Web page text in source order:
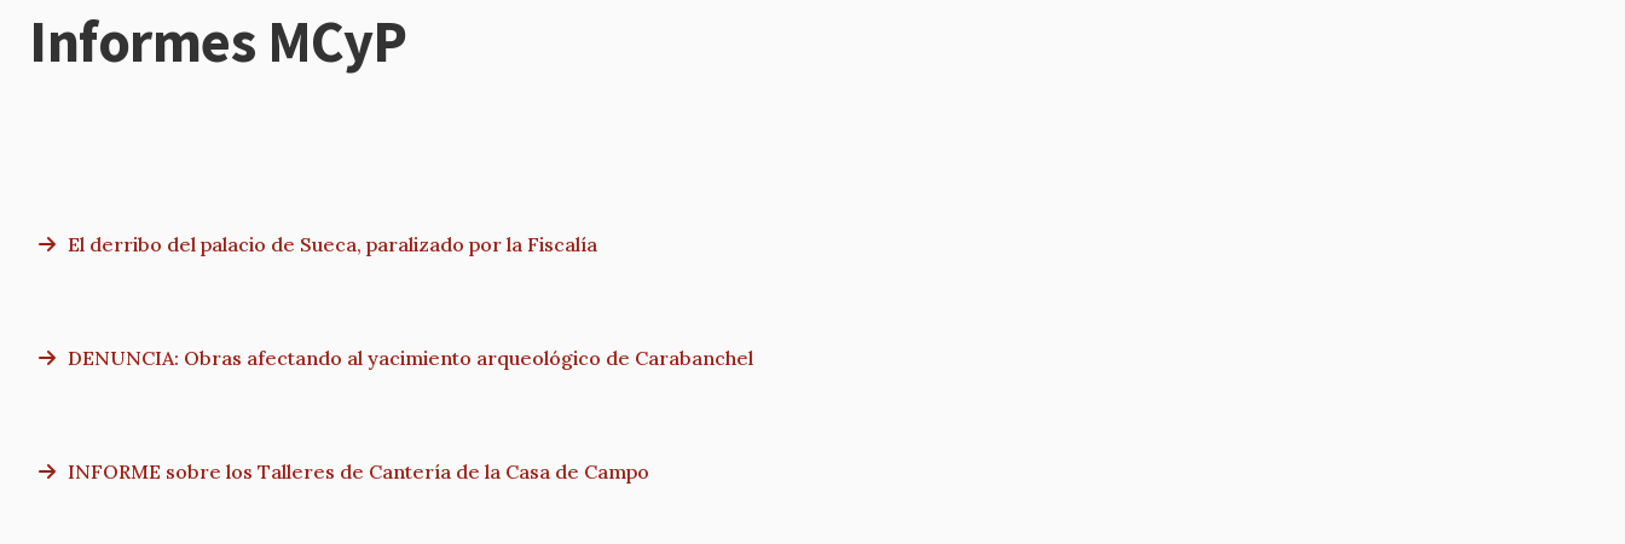
de
Informes MCyP
El derribo del palacio de Sueca, paralizado por la Fiscalía
DENUNCIA: Obras afectando al yacimiento arqueológico de Carabanchel
INFORME sobre los Talleres de Cantería de la Casa de Campo